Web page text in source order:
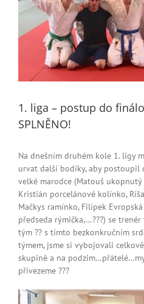
1. liga – postup do
SPLNĚNO!
Na dnešním druhém kole 1. ligy
urvat další bodíky, aby postoupil
velké marodce (Matouš ukopnutý
Kristián porcelánové kolínko,
Mačkys ramínko, Filípek
předseda rýmička,…???) se trenér
tým ?? s tímto bezkonkručním
týmem, jsme si vybojovali
skupině a na
přivezeme ???